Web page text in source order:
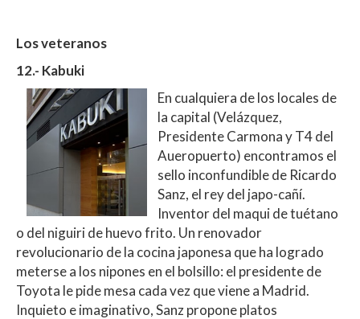
Los veteranos
12.- Kabuki
En cualquiera de los locales de
la capital (Velázquez,
Presidente Carmona y T4 del
Aueropuerto) encontramos el
sello inconfundible de Ricardo
Sanz, el rey del japo-cañí.
Inventor del maqui de tuétano
o del niguiri de huevo frito. Un renovador
revolucionario de la cocina japonesa que ha logrado
meterse a los nipones en el bolsillo: el presidente de
Toyota le pide mesa cada vez que viene a Madrid.
Inquieto e imaginativo, Sanz propone platos